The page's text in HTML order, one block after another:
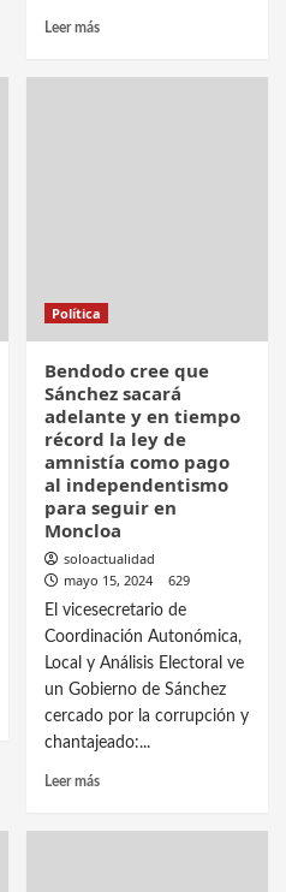
Leer más
Política
Bendodo cree que
Sánchez sacará
adelante y en tiempo
récord la ley de
amnistía como pago
al independentismo
para seguir en
Moncloa
soloactualidad
mayo 15, 2024
629
El vicesecretario de
Coordinación Autonómica,
Local y Análisis Electoral ve
un Gobierno de Sánchez
cercado por la corrupción y
chantajeado:...
Leer más